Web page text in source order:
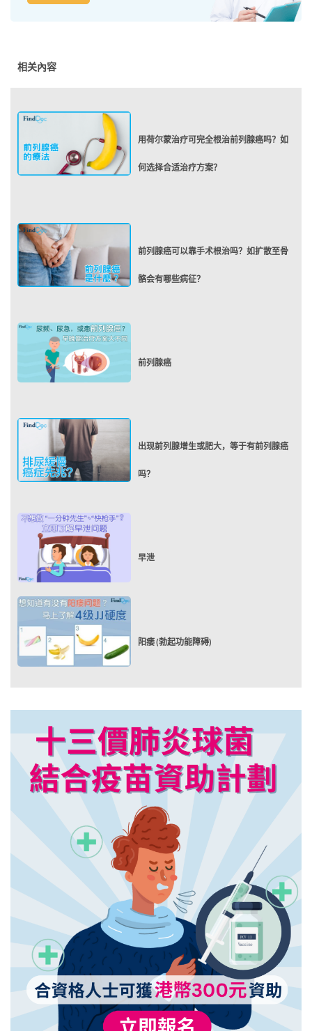
相关內容
用荷尔蒙治疗可完全根治前列腺癌吗？如
何选择合适治疗方案？
前列腺癌可以靠手术根治吗？如扩散至骨
骼会有哪些病征？
前列腺癌
出现前列腺增生或肥大，等于有前列腺癌
吗？
早泄
阳痿 (勃起功能障碍)